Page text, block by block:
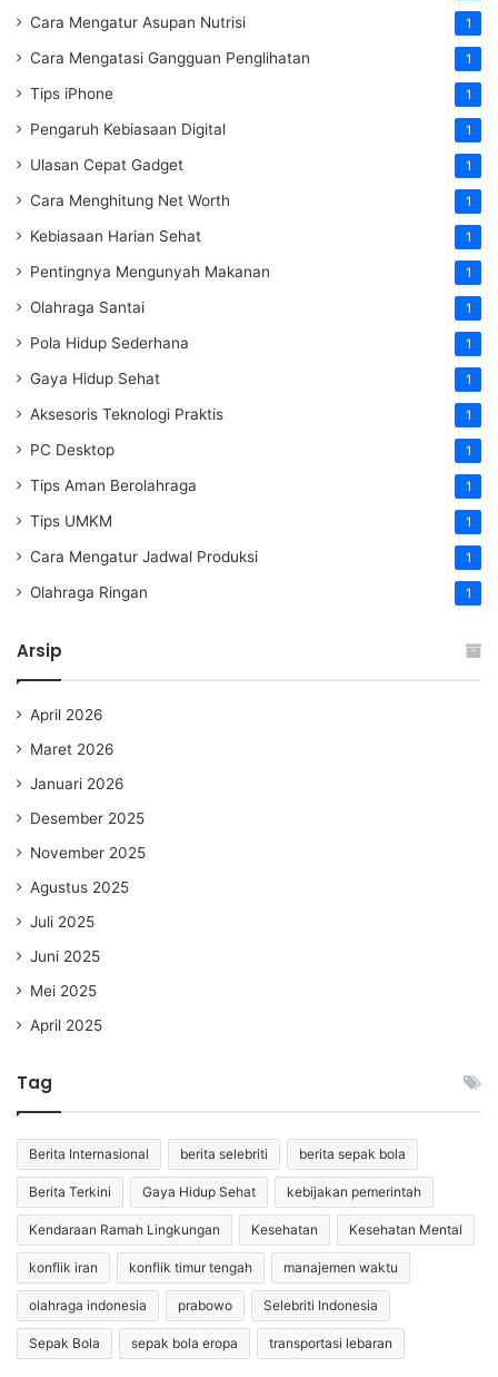
Cara Mengatur Asupan Nutrisi 1
Cara Mengatasi Gangguan Penglihatan 1
Tips iPhone 1
Pengaruh Kebiasaan Digital 1
Ulasan Cepat Gadget 1
Cara Menghitung Net Worth 1
Kebiasaan Harian Sehat 1
Pentingnya Mengunyah Makanan 1
Olahraga Santai 1
Pola Hidup Sederhana 1
Gaya Hidup Sehat 1
Aksesoris Teknologi Praktis 1
PC Desktop 1
Tips Aman Berolahraga 1
Tips UMKM 1
Cara Mengatur Jadwal Produksi 1
Olahraga Ringan 1
Arsip
April 2026
Maret 2026
Januari 2026
Desember 2025
November 2025
Agustus 2025
Juli 2025
Juni 2025
Mei 2025
April 2025
Tag
Berita Internasional berita selebriti berita sepak bola
Berita Terkini Gaya Hidup Sehat kebijakan pemerintah
Kendaraan Ramah Lingkungan Kesehatan Kesehatan Mental
konflik iran konflik timur tengah manajemen waktu
olahraga indonesia prabowo Selebriti Indonesia
Sepak Bola sepak bola eropa transportasi lebaran